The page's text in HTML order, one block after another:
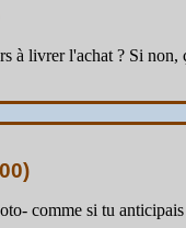
à livrer l'achat ? Si non,
)
comme si tu